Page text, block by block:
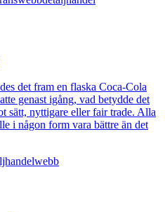
det fram en flaska Coca-Cola
genast igång, vad betydde det
sätt, nyttigare eller fair trade. Alla
i någon form vara bättre än det
webb